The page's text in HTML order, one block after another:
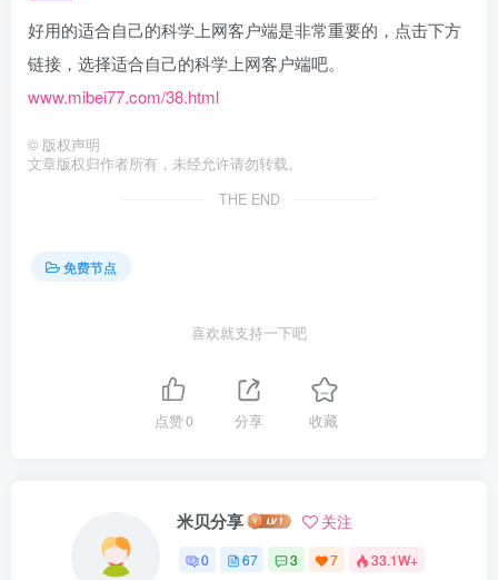
好用的适合自己的科学上网客户端是非常重要的，点击下方
链接，选择适合自己的科学上网客户端吧。
www.mibei77.com/38.html
© 版权声明
文章版权归作者所有，未经允许请勿转载。
THE END
免费节点
喜欢就支持一下吧
点赞0 分享 收藏
米贝分享 关注
0 67 3 7 33.1W+